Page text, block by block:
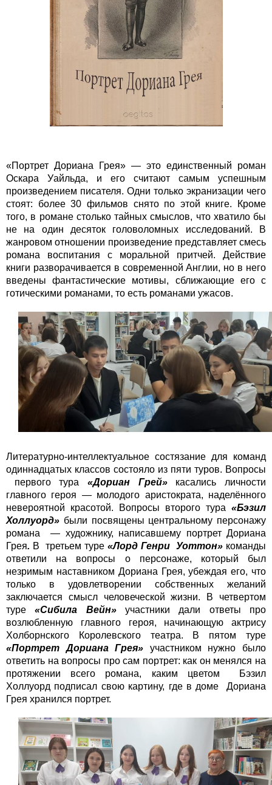
«Портрет Дориана Грея» — это единственный роман
Оскара Уайльда, и его считают самым успешным
произведением писателя. Одни только экранизации чего
стоят: более 30 фильмов снято по этой книге. Кроме
того, в романе столько тайных смыслов, что хватило бы
не на один десяток головоломных исследований. В
жанровом отношении произведение представляет смесь
романа воспитания с моральной притчей. Действие
книги разворачивается в современной Англии, но в него
введены фантастические мотивы, сближающие его с
готическими романами, то есть романами ужасов.
Литературно-интеллектуальное состязание для команд
одиннадцатых классов состояло из пяти туров. Вопросы
первого тура «Дориан Грей»касались личности
главного героя — молодого аристократа, наделённого
невероятной красотой. Вопросы второго тура «Бэзил
Холлуорд» были посвящены центральному персонажу
романа — художнику, написавшему портрет Дориана
Грея. В третьем туре «Лорд Генри Уоттон» команды
ответили на вопросы о персонаже, который был
незримым наставником Дориана Грея, убеждая его, что
только в удовлетворении собственных желаний
заключается смысл человеческой жизни. В четвертом
туре«Сибила Вейн»участники дали ответы про
возлюбленную главного героя, начинающую актрису
Холборнского Королевского театра. В пятом туре
«Портрет Дориана Грея» участником нужно было
ответить на вопросы про сам портрет: как он менялся на
протяжении всего романа, каким цветом Бэзил
Холлуорд подписал свою картину, где в доме Дориана
Грея хранился портрет.